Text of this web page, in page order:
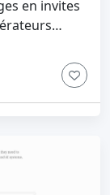
en invites
génération
de